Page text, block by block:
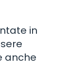
in
anche